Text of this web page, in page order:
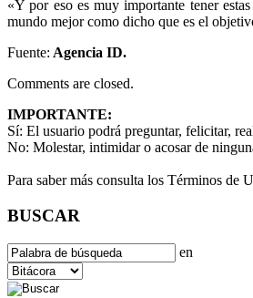
«Y por eso es muy importante tener
mundo mejor como dicho que es el
Fuente: Agencia ID.
Comments are closed.
IMPORTANTE:
Sí: El usuario podrá preguntar, felicitar,
No: Molestar, intimidar o acosar de
Para saber más consulta los Términos de
BUSCAR
en